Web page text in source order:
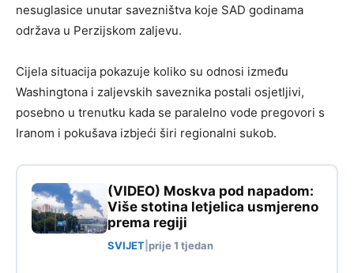
nesuglasice unutar savezništva koje SAD godinama
održava u Perzijskom zaljevu.
Cijela situacija pokazuje koliko su odnosi između
Washingtona i zaljevskih saveznika postali osjetljivi,
posebno u trenutku kada se paralelno vode pregovori s
Iranom i pokušava izbjeći širi regionalni sukob.
(VIDEO) Moskva pod napadom:
Više stotina letjelica usmjereno
prema regiji
SVIJET prije 1 tjedan